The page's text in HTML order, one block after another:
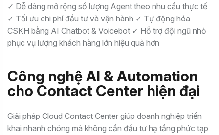
✓ Dễ dàng mở rộng số lượng Agent theo nhu cầu thực tế
✓ Tối ưu chi phí đầu tư và vận hành ✓ Tự động hóa
CSKH bằng AI Chatbot & Voicebot ✓ Hỗ trợ đội ngũ nhỏ
phục vụ lượng khách hàng lớn hiệu quả hơn
Công nghệ AI & Automation
cho Contact Center hiện đại
Giải pháp Cloud Contact Center giúp doanh nghiệp triển
khai nhanh chóng mà không cần đầu tư hạ tầng phức tạp